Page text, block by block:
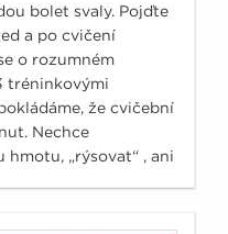
bolet svaly. Pojďte
a po cvičení
o rozumném
tréninkovými
že cvičební
Nechce
„rýsovat“ , ani